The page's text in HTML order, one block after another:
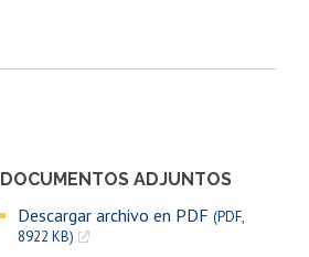
DOCUMENTOS ADJUNTOS
Descargar archivo en PDF (PDF,
8922 KB)